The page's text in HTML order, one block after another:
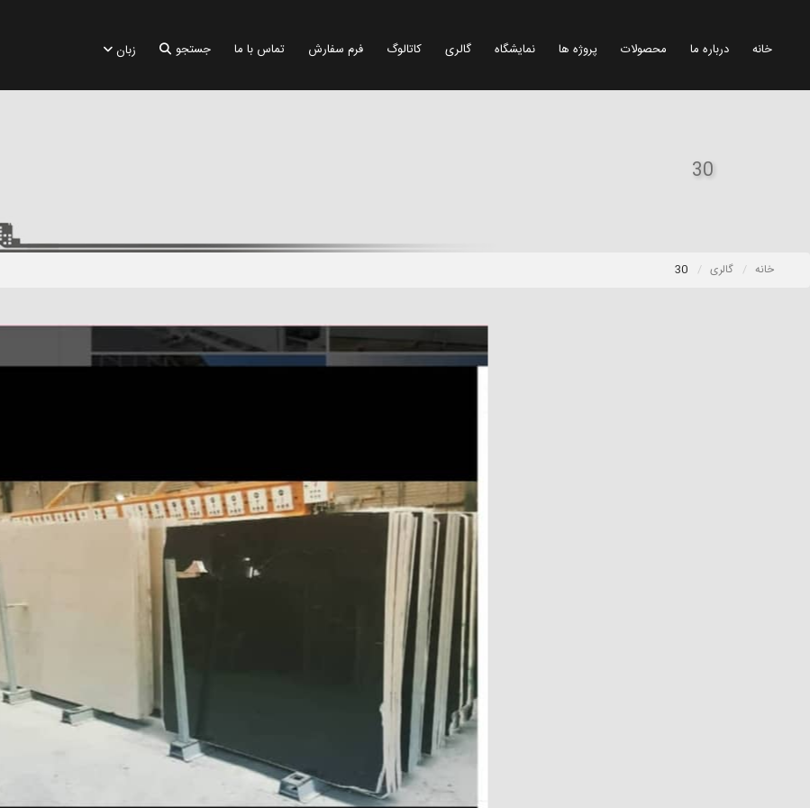
خانه درباره ما محصولات پروژه ها نمایشگاه گالری کاتالوگ فرم سفارش تماس با ما جستجو زبان
30
خانه گالری